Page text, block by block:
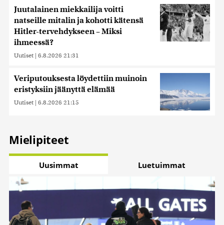
Juutalainen miekkailija voitti
natseille mitalin ja kohotti kätensä
Hitler-tervehdykseen – Miksi
ihmeessä?
Uutiset | 6.8.2026 21:31
Veriputouksesta löydettiin muinoin
eristyksiin jäänyttä elämää
Uutiset | 6.8.2026 21:15
Mielipiteet
Uusimmat Luetuimmat